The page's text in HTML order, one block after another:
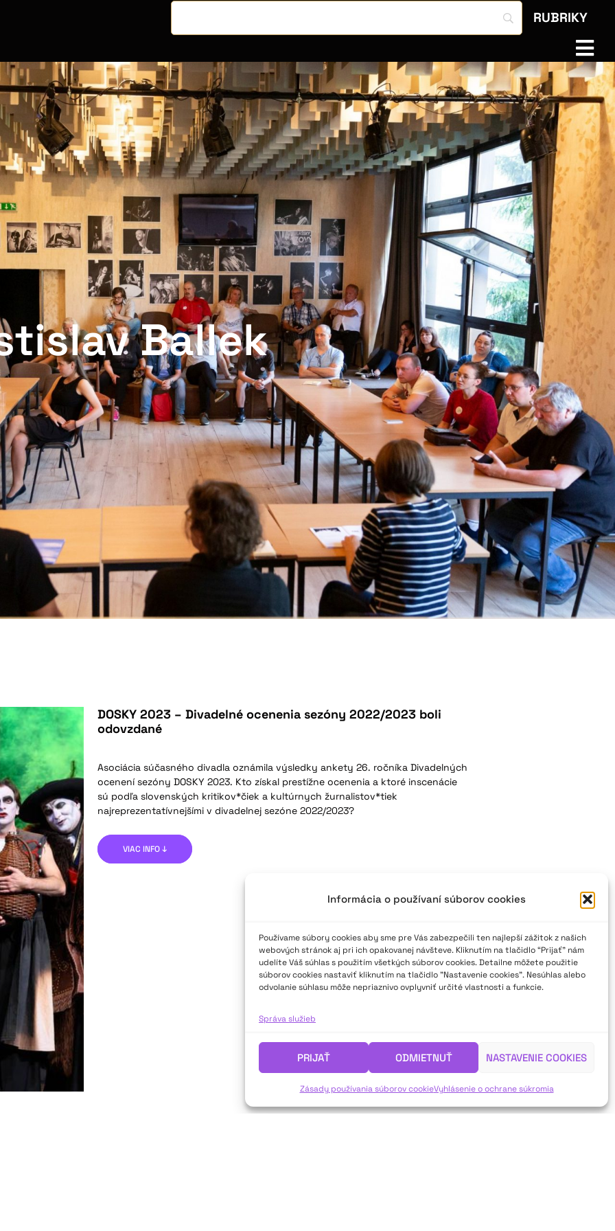
Informácia o používaní súborov cookies
Používame súbory cookies aby sme pre Vás zabezpečili ten najlepší zážitok z našich
webových stránok aj pri ich opakovanej návšteve. Kliknutím na tlačidlo “Prijať” nám
udelíte Váš súhlas s použitím všetkých súborov cookies. Detailne môžete použitie
súborov cookies nastaviť kliknutím na tlačidlo "Nastavenie cookies". Nesúhlas alebo
odvolanie súhlasu môže nepriaznivo ovplyvniť určité vlastnosti a funkcie.
Správa služieb
PRIJAŤ ODMIETNUŤ NASTAVENIE COOKIES
Zásady používania súborov cookieVyhlásenie o ochrane súkromia
RUBRIKY
Ballek
DOSKY 2023 – Divadelné ocenenia sezóny 2022/2023 boli
odovzdané
Asociácia súčasného divadla oznámila výsledky ankety 26. ročníka Divadelných
ocenení sezóny DOSKY 2023. Kto získal prestížne ocenenia a ktoré inscenácie
sú podľa slovenských kritikov*čiek a kultúrnych žurnalistov*tiek
najreprezentatívnejšími v divadelnej sezóne 2022/2023?
VIAC INFO ↓